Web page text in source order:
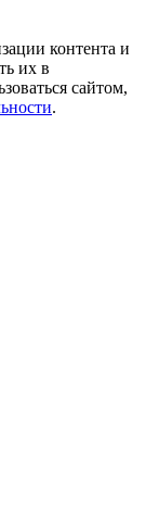
контента и
их в
сайтом,
.